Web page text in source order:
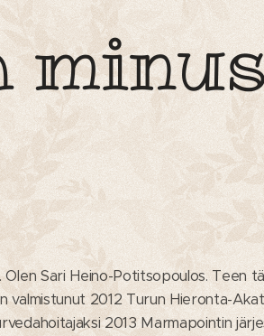
Olen Sari Heino-Potitsopoulos. Teen
valmistunut 2012 Turun Hieronta-
2013 Marmapointin